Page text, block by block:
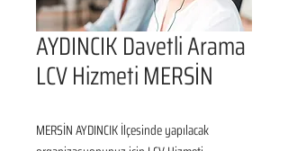
AYDINCIK Davetli Arama
LCV Hizmeti MERSİN
MERSİN AYDINCIK İlçesinde yapılacak